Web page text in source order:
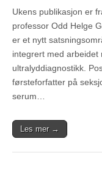
Ukens publikasjon er
professor Odd Helge
er et nytt
integrert med arbeidet
ultralyddiagnostikk.
førsteforfatter på
serum…
Les mer →